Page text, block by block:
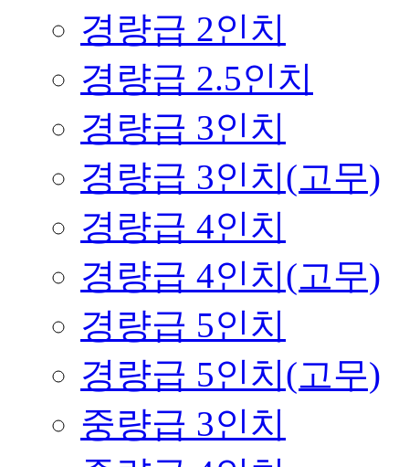
경량급 2인치
경량급 2.5인치
경량급 3인치
경량급 3인치(고무)
경량급 4인치
경량급 4인치(고무)
경량급 5인치
경량급 5인치(고무)
중량급 3인치